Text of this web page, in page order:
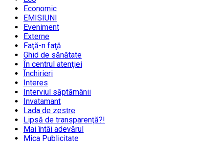
Economic
EMISIUNI
Eveniment
Externe
Faţă-n faţă
Ghid de sănătate
În centrul atenţiei
Închirieri
Interes
Interviul săptămânii
Invatamant
Lada de zestre
Lipsă de transparenţă?!
Mai întâi adevărul
Mica Publicitate